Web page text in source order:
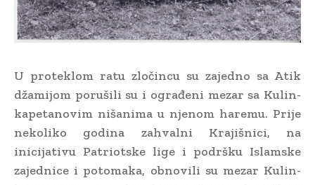
U proteklom ratu zločincu su zajedno sa Atik
džamijom porušili su i ograđeni mezar sa Kulin-
kapetanovim nišanima u njenom haremu. Prije
nekoliko godina zahvalni Krajišnici, na
inicijativu Patriotske lige i podršku Islamske
zajednice i potomaka, obnovili su mezar Kulin-